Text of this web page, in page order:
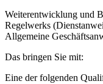
Weiterentwicklung und
Regelwerks
Allgemeine
Das bringen Sie mit:
Eine der folgenden